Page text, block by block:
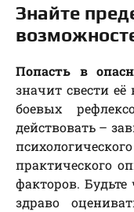
Знайте
Попасть в
значит свести её
боевых
действовать –
практического
факторов. Будьте
здраво